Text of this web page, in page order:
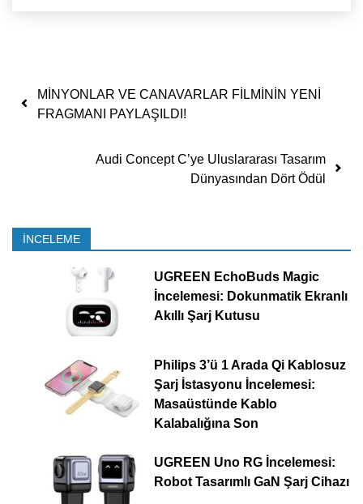
Yazı dolaşımı
MİNYONLAR VE CANAVARLAR FİLMİNİN YENİ
FRAGMANI PAYLAŞILDI!
Audi Concept C’ye Uluslararası Tasarım
Dünyasından Dört Ödül
İNCELEME
UGREEN EchoBuds Magic
İncelemesi: Dokunmatik Ekranlı
Akıllı Şarj Kutusu
Philips 3’ü 1 Arada Qi Kablosuz
Şarj İstasyonu İncelemesi:
Masaüstünde Kablo
Kalabalığına Son
UGREEN Uno RG İncelemesi:
Robot Tasarımlı GaN Şarj Cihazı